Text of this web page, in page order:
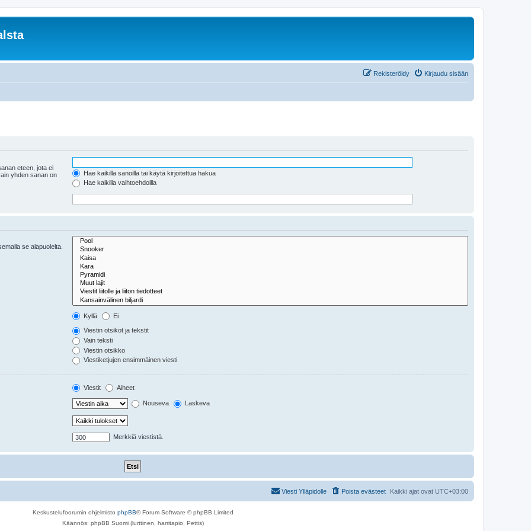
Kirjaudu sisään
Rekisteröidy
eteen, jota ei
yhden sanan on
Hae kaikilla sanoilla tai käytä kirjoitettua hakua
Hae kaikilla vaihtoehdoilla
se alapuolelta.
Kyllä Ei
Viestin otsikot ja tekstit
Vain teksti
Viestin otsikko
Viestiketjujen ensimmäinen viesti
Viestit Aiheet
Nouseva Laskeva
Merkkiä viestistä.
Kaikki ajat ovat UTC+03:00
Poista evästeet
Viesti Ylläpidolle
Keskustelufoorumin ohjelmisto phpBB® Forum Software © phpBB Limited
Käännös: phpBB Suomi (lurttinen, harritapio, Pettis)